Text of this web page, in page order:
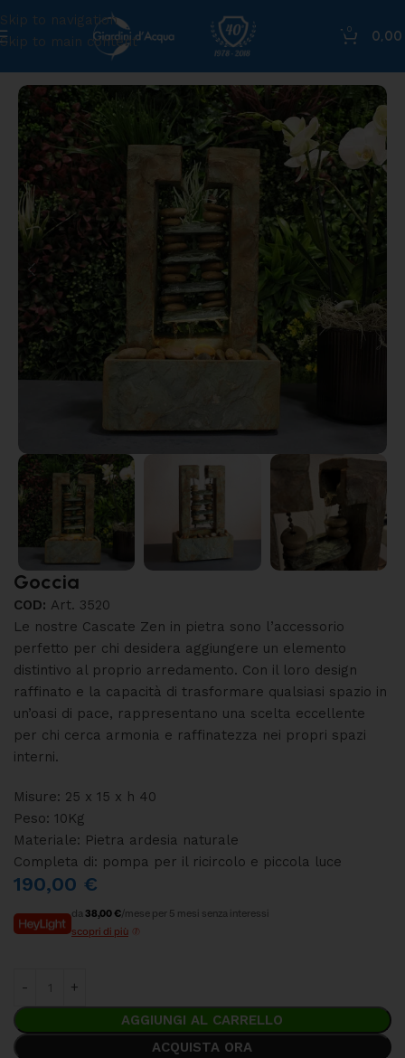
Skip to navigation
Skip to main content
0
0,00
Goccia
COD: Art. 3520
Le nostre Cascate Zen in pietra sono l’accessorio
perfetto per chi desidera aggiungere un elemento
distintivo al proprio arredamento. Con il loro design
raffinato e la capacità di trasformare qualsiasi spazio in
un’oasi di pace, rappresentano una scelta eccellente
per chi cerca armonia e raffinatezza nei propri spazi
interni.
Misure: 25 x 15 x h 40
Peso: 10Kg
Materiale: Pietra ardesia naturale
Completa di: pompa per il ricircolo e piccola luce
190,00 €
da 38,00 €/mese per 5 mesi senza interessi
scopri di più
AGGIUNGI AL CARRELLO
ACQUISTA ORA